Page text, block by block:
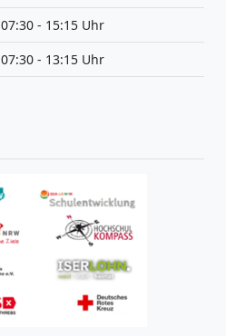
07:30 - 15:15 Uhr
07:30 - 13:15 Uhr